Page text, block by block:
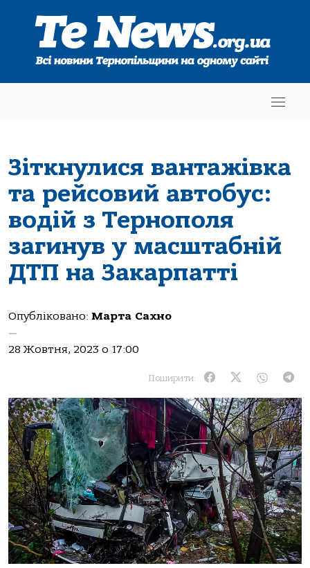
Зіткнулися вантажівка
та рейсовий автобус:
водій з Тернополя
загинув у масштабній
ДТП на Закарпатті
Опубліковано: Марта Сахно
—
28 Жовтня, 2023 о 17:00
Поширити: